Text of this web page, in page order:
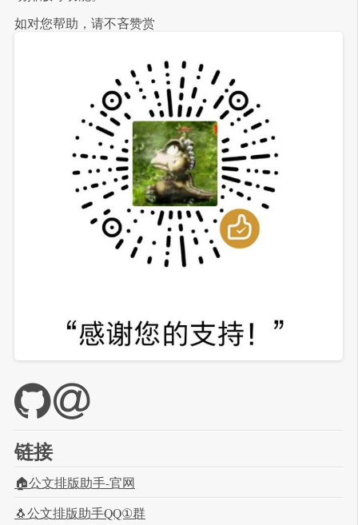
如对您帮助，请不吝赞赏
链接
🏠公文排版助手-官网
🐧公文排版助手QQ①群